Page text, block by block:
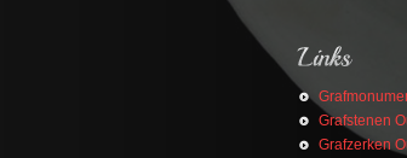
Grafstenen
Grafzerken